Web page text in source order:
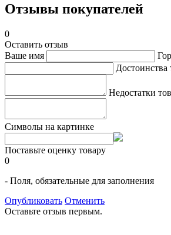
Отзывы покупателей
0
Оставить отзыв
Ваше имя
Достоинства
Недостатки
Символы на картинке
Поставьте оценку товару
0
- Поля, обязательные для заполнения
Опубликовать Отменить
Оставьте отзыв первым.